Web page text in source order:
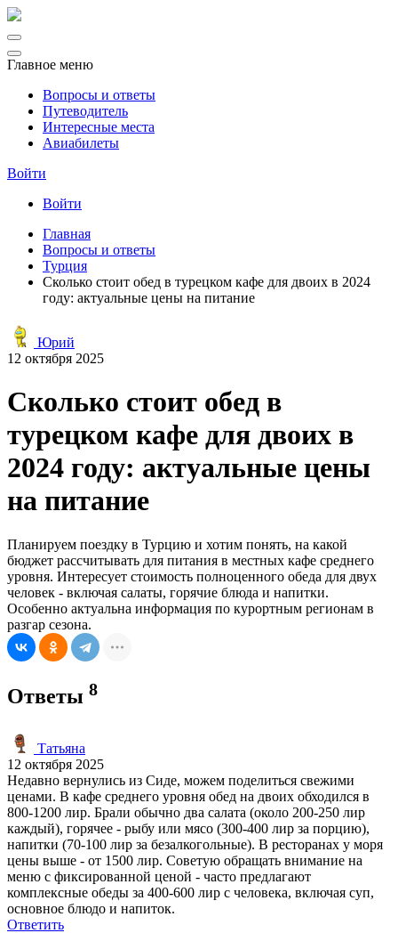
Главное меню
Вопросы и ответы
Путеводитель
Интересные места
Авиабилеты
Войти
Войти
Главная
Вопросы и ответы
Турция
Сколько стоит обед в турецком кафе для двоих в 2024
году: актуальные цены на питание
Юрий
12 октября 2025
Сколько стоит обед в
турецком кафе для двоих в
2024 году: актуальные цены
на питание
Планируем поездку в Турцию и хотим понять, на какой
бюджет рассчитывать для питания в местных кафе среднего
уровня. Интересует стоимость полноценного обеда для двух
человек - включая салаты, горячие блюда и напитки.
Особенно актуальна информация по курортным регионам в
разгар сезона.
Ответы 8
Татьяна
12 октября 2025
Недавно вернулись из Сиде, можем поделиться свежими
ценами. В кафе среднего уровня обед на двоих обходился в
800-1200 лир. Брали обычно два салата (около 200-250 лир
каждый), горячее - рыбу или мясо (300-400 лир за порцию),
напитки (70-100 лир за безалкогольные). В ресторанах у моря
цены выше - от 1500 лир. Советую обращать внимание на
меню с фиксированной ценой - часто предлагают
комплексные обеды за 400-600 лир с человека, включая суп,
основное блюдо и напиток.
Ответить